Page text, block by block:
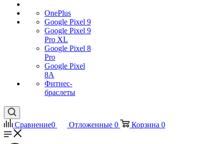
OnePlus
Google Pixel 9
Google Pixel 9
Pro XL
Google Pixel 8
Pro
Google Pixel
8A
Фитнес-
браслеты
Сравнение0 Отложенные 0 Корзина 0